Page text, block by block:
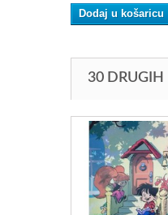
Dodaj u košaricu
30 DRUGIH